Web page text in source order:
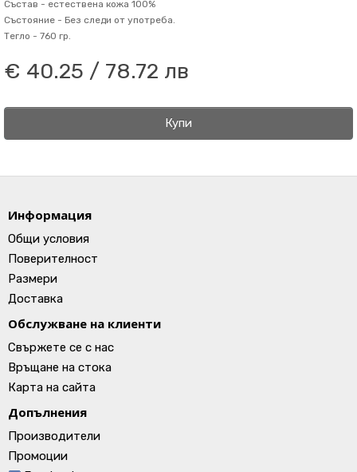
Състав - естествена кожа 100%
Състояние - Без следи от употреба.
Тегло - 760 гр.
€ 40.25 / 78.72 лв
Купи
Информация
Общи условия
Поверителност
Размери
Доставка
Обслужване на клиенти
Свържете се с нас
Връщане на стока
Карта на сайта
Допълнения
Производители
Промоции